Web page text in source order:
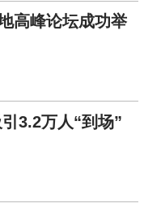
高峰论坛成功举
3.2万人“到场”